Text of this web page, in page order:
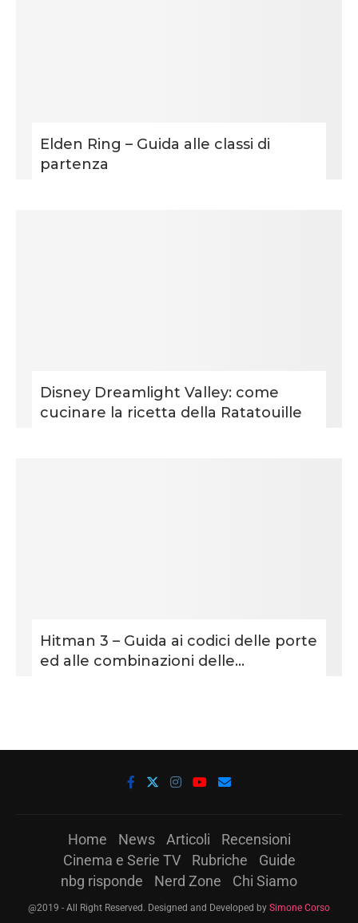
Elden Ring – Guida alle classi di
partenza
Disney Dreamlight Valley: come
cucinare la ricetta della Ratatouille
Hitman 3 – Guida ai codici delle porte
ed alle combinazioni delle...
Home News Articoli
Recensioni
Cinema e Serie TV
Rubriche
Guide
nbg risponde
Nerd Zone Chi Siamo
@2019 - All Right Reserved. Designed and Developed by Simone Corso